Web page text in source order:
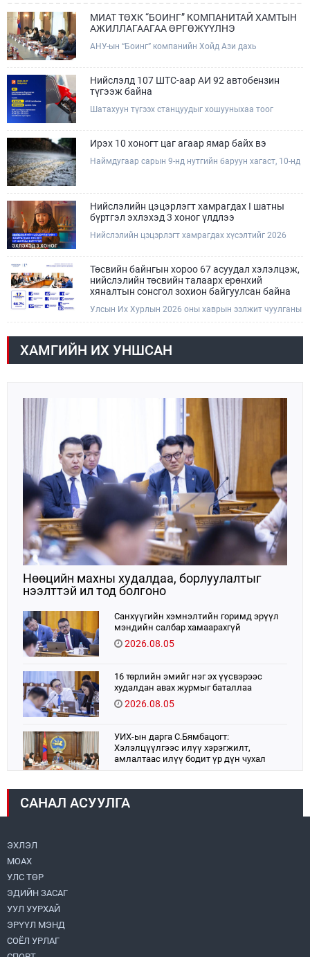
МИАТ ТӨХК “БОИНГ” КОМПАНИТАЙ ХАМТЫН
АЖИЛЛАГААГАА ӨРГӨЖҮҮЛНЭ
АНУ-ын “Боинг” компанийн Хойд Ази дахь
Жэф Эдвардс тэргүүтэй төлөөлөгчдийг Зам,
тээврийн сайд Б.Дэлгэрсайхан хүлээн авч уулзав.
Нийслэлд 107 ШТС-аар АИ 92 автобензин
түгээж байна
Шатахуун түгээх станцуудыг хошууныхаа тоог
Ирэх 10 хоногт цаг агаар ямар байх вэ
Наймдугаар сарын 9-нд нутгийн баруун хагаст, 10-нд
Нийслэлийн цэцэрлэгт хамрагдах I шатны
бүртгэл эхлэхэд 3 хоног үлдлээ
Нийслэлийн цэцэрлэгт хамрагдах хүсэлтийг 2026
цахимаар хүлээн авна.Хүүхдээ цэцэрлэгт хамруулах
үйлчилгээг авахдаа дараах зүйлсийг анхаарна уу.
Төсвийн байнгын хороо 67 асуудал хэлэлцэж,
нийслэлийн төсвийн талаарх ерөнхий
хяналтын сонсгол зохион байгуулсан байна
Улсын Их Хурлын 2026 оны хаврын ээлжит чуулганы
шийдвэрийн төслийг урьдчилан хэлэлцэж санал,
дүгнэлт гарган нэгдсэн хуралдаанд хэлэлцүүлэх,
тогтоолын төсөл боловсруулах чиг үүргээ
хэрэгжүүлэн ажиллажээ.
ХАМГИЙН ИХ УНШСАН
Нөөцийн махны худалдаа, борлуулалтыг
нээлттэй ил тод болгоно
Санхүүгийн хэмнэлтийн горимд эрүүл
мэндийн салбар хамаарахгүй
2026.08.05
16 төрлийн эмийг нэг эх үүсвэрээс
худалдан авах журмыг баталлаа
2026.08.05
УИХ-ын дарга С.Бямбацогт:
Хэлэлцүүлгээс илүү хэрэгжилт,
амлалтаас илүү бодит үр дүн чухал
Монголбанк 7 дугаар сард 1,439.2 кг үнэт
САНАЛ АСУУЛГА
ЭХЛЭЛ
МОАХ
УЛС ТӨР
ЭДИЙН ЗАСАГ
УУЛ УУРХАЙ
ЭРҮҮЛ МЭНД
СОЁЛ УРЛАГ